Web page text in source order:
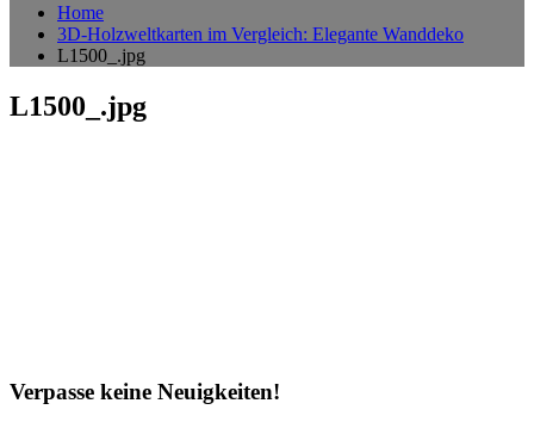
Home
3D-Holzweltkarten im Vergleich: Elegante Wanddeko
L1500_.jpg
L1500_.jpg
Verpasse keine Neuigkeiten!